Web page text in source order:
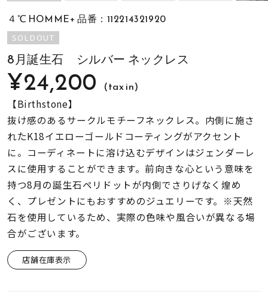
石の色
ファッションテイス
ト
着用シーン
コレクション
レディース
リングサイズ
～
メンズ
４℃ HOMME+ 品番：112214321920
SOLDOUT
8月誕生石 シルバー ネックレス
¥24,200 (tax in)
【Birthstone】
抜け感のあるサークルモチーフネックレス。内側に施さ
れたK18イエローゴールドコーティングがアクセント
に。コーディネートに溶け込むデザインはジェンダーレ
スに使用することができます。前向きな心という意味を
持つ8月の誕生石ペリドットが内側でさりげなく煌め
く、プレゼントにもおすすめのジュエリーです。※天然
石を使用しているため、実際の色味や風合いが異なる場
合がございます。
店舗在庫表示